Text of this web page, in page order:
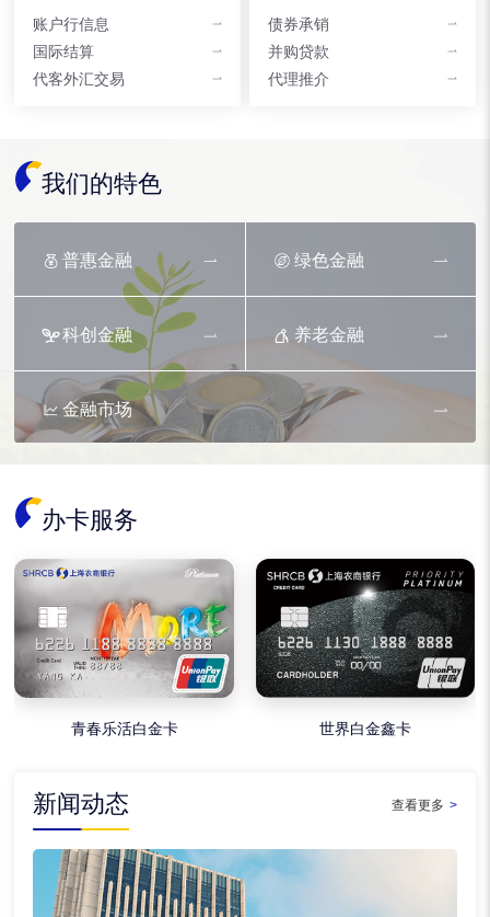
账户行信息
国际结算
代客外汇交易
债券承销
并购贷款
代理推介
我们的特色
普惠金融 绿色金融
科创金融 养老金融
金融市场
办卡服务
青春乐活白金卡 世界白金鑫卡
新闻动态 查看更多 >